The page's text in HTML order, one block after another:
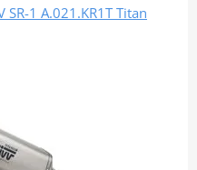
1 A.021.KR1T Titan